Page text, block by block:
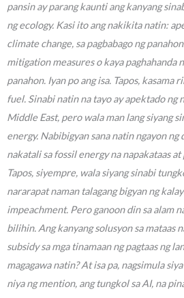
pansin ay parang kaunti ang kanyang
ng ecology. Kasi ito ang nakikita natin:
climate change, sa pagbabago ng
mitigation measures o kaya paghahanda
panahon. Iyan po ang isa. Tapos, kasama
fuel. Sinabi natin na tayo ay apektado ng
Middle East, pero wala man lang siyang
energy. Nabibigyan sana natin ngayon
nakatali sa fossil energy na napakataas at
Tapos, siyempre, wala siyang sinabi
nararapat naman talagang bigyan ng
impeachment. Pero ganoon din sa alam
bilihin. Ang kanyang solusyon sa mataas
subsidy sa mga tinamaan ng pagtaas ng
magagawa natin? At isa pa, nagsimula
niya ng mention, ang tungkol sa AI, na